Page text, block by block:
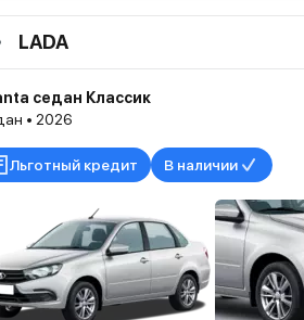
LADA
седан Классик
• 2026
Льготный кредит В наличии